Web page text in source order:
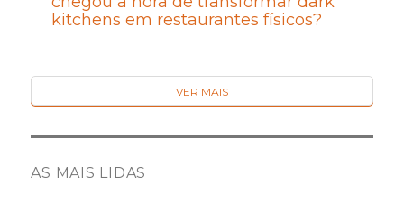
kitchens em restaurantes físicos?
VER MAIS
AS MAIS LIDAS